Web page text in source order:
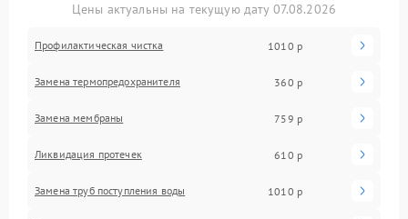
Цены актуальны на текущую дату 07.08.2026
Профилактическая чистка 1010 р
Замена термопредохранителя 360 р
Замена мембраны 759 р
Ликвидация протечек 610 р
Замена труб поступления воды 1010 р